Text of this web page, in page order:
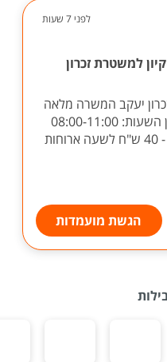
לפני 7 שעות
למשטרת זכרון
יעקב המשרה מלאה
בימים: א'-ה' - כולל ימי שישי בין השעות: 08:00-11:00
בין השעות: 07:00-15:00 שכר - 40 ש"ח לשעה ארוחות
הגשת מועמדות